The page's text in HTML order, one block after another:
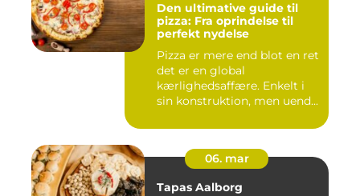
Den ultimative guide til
pizza: Fra oprindelse til
perfekt nydelse
Pizza er mere end blot en ret
det er en global
kærlighedsaffære. Enkelt i
sin konstruktion, men uend...
06. mar
Tapas Aalborg